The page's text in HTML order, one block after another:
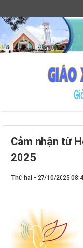
Cảm nhận từ
2025
Thứ hai - 27/10/2025